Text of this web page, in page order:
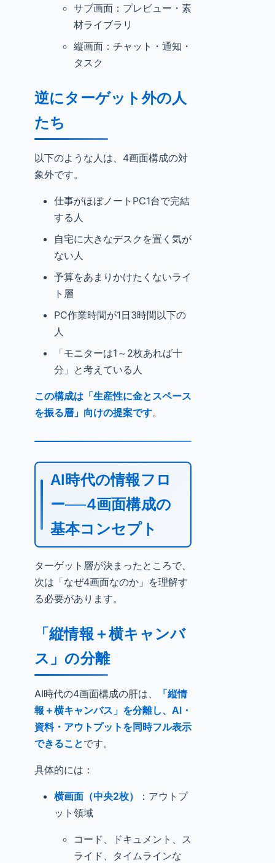
サブ画面：プレビュー・素
材ライブラリ
縦画面：チャット・通知・
タスク
逆にターゲット外の人
たち
以下のような人は、4画面構成の対
象外です。
仕事がほぼノートPC1台で完結
する人
自宅に大きなデスクを置く気が
ない人
予算をあまりかけたくないライ
ト層
PC作業時間が1日3時間以下の
人
「モニターは1～2枚あれば十
分」と考えている人
この構成は「生産性に金とスペース
を振る層」向けの提案です。
AI時代の情報フロ
ー──4画面構成の
基本コンセプト
ターゲット層が決まったところで、
次は「なぜ4画面なのか」を理解す
る必要があります。
「縦情報＋横キャンバ
ス」の分離
AI時代の4画面構成の肝は、
「縦情
報＋横キャンバス」を分離し、AI・
資料・アウトプットを同時フル表示
できることです。
具体的には：
横画面（中央2枚）
：アウトプ
ット領域
コード、ドキュメント、ス
ライド、タイムラインな